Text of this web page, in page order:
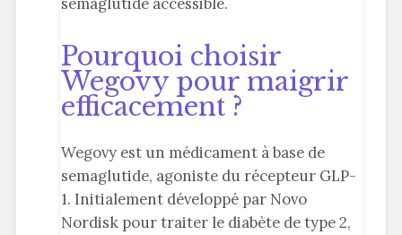
Pourquoi choisir
Wegovy pour maigrir
efficacement ?
Wegovy est un médicament à base de
semaglutide, agoniste du récepteur GLP-
1. Initialement développé par Novo
Nordisk pour traiter le diabète de type 2,